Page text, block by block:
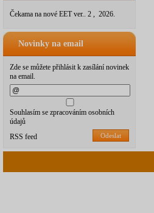
Čekama na nové EET ver.. 2 , 2026.
Novinky na email
Zde se můžete přihlásit k zasílání novinek
na email.
Souhlasím se zpracováním osobních
údajů
Odeslat
RSS feed